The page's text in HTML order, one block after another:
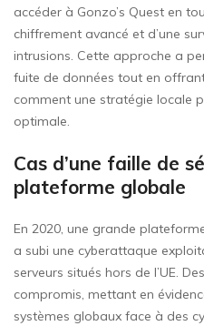
accéder à Gonzo’s Quest en
chiffrement avancé et d’une
intrusions. Cette approche a
fuite de données tout en
comment une stratégie locale
optimale.
Cas d’une faille de
plateforme globale
En 2020, une grande
a subi une cyberattaque
serveurs situés hors de l’UE.
compromis, mettant en
systèmes globaux face à des